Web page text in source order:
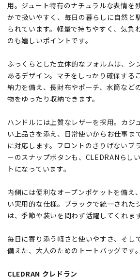
用。ジュート特有のナチュラルな表情を
かで扱いやすく、毎日の暮らしに自然と
られています。軽量で持ちやすく、気負
のも嬉しいポイントです。
ふっくらとした立体的なフォルムは、シ
あるデザイン。マチをしっかり確保する
納力を備え、長財布やポーチ、水筒など
物をゆったり収納できます。
ハンドルには上質なレザーを採用。カジ
い上品さを添え、日常使いからお仕事ま
に対応します。フロントのさりげないブ
ーのスナップボタンも、CLEDRANらし
トになっています。
内側には便利なオープンポケットを備え
い実用的な仕様。ブラックで統一された
は、季節や装いを問わず活躍してくれます
毎日に寄り添う軽さと使いやすさ、そし
備えた、大人のためのトートバッグです。
CLEDRAN クレドラン